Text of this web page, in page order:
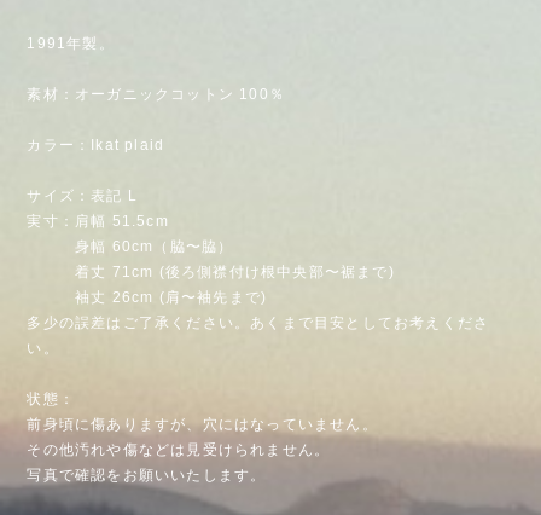
1991年製。
素材：オーガニックコットン 100％
カラー：Ikat plaid
サイズ：表記 L
実寸：肩幅 51.5cm
身幅 60cm（脇〜脇）
着丈 71cm (後ろ側襟付け根中央部〜裾まで)
袖丈 26cm (肩〜袖先まで)
多少の誤差はご了承ください。あくまで目安としてお考えくださ
い。
状態：
前身頃に傷ありますが、穴にはなっていません。
その他汚れや傷などは見受けられません。
写真で確認をお願いいたします。